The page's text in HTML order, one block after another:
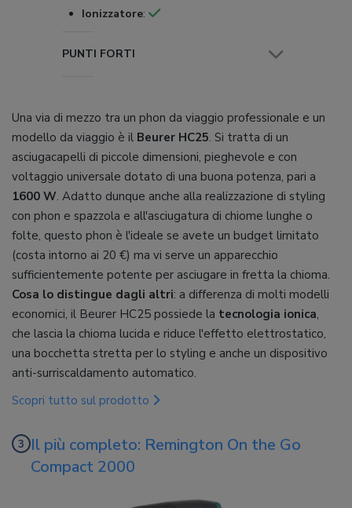
Ionizzatore:
PUNTI FORTI
Una via di mezzo tra un phon da viaggio professionale e un
modello da viaggio è il Beurer HC25. Si tratta di un
asciugacapelli di piccole dimensioni, pieghevole e con
voltaggio universale dotato di una buona potenza, pari a
1600 W. Adatto dunque anche alla realizzazione di styling
con phon e spazzola e all'asciugatura di chiome lunghe o
folte, questo phon è l'ideale se avete un budget limitato
(costa intorno ai 20 €) ma vi serve un apparecchio
sufficientemente potente per asciugare in fretta la chioma.
Cosa lo distingue dagli altri: a differenza di molti modelli
economici, il Beurer HC25 possiede la tecnologia ionica,
che lascia la chioma lucida e riduce l'effetto elettrostatico,
una bocchetta stretta per lo styling e anche un dispositivo
anti-surriscaldamento automatico.
Scopri tutto sul prodotto
Il più completo: Remington On the Go
Compact 2000